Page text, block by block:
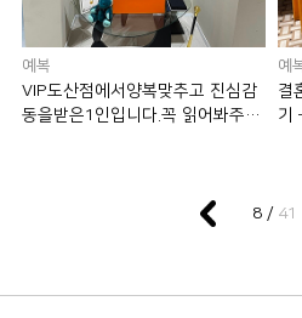
예복
VIP도산점에서양복맞추고 진심감
동을받은1인입니다.꼭 읽어봐주세
예
결
기
8 /41